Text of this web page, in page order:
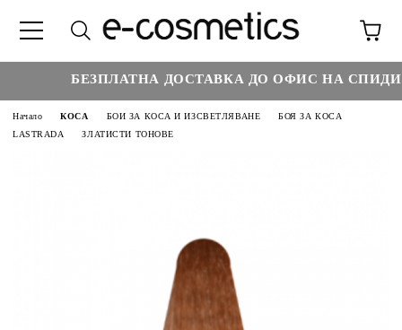
БЕЗПЛАТНА ДОСТАВКА ДО ОФИС НА СПИДИ
Начало КОСА БОИ ЗА КОСА И ИЗСВЕТЛЯВАНЕ
БОЯ ЗА КОСА
LASTRADA
ЗЛАТИСТИ ТОНОВЕ